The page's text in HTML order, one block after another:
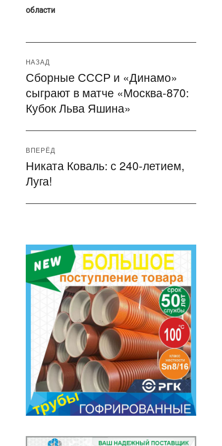
области
Навигация
по
записям
НАЗАД
Предыдущая
запись:
Сборные СССР и «Динамо»
сыграют в матче «Москва-870:
Кубок Льва Яшина»
ВПЕРЁД
Следующая
запись:
Никата Коваль: с 240-летием,
Луга!